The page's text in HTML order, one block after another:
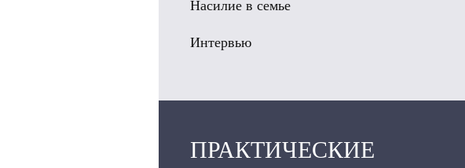
Насилие в семье
Интервью
ПРАКТИЧЕСКИЕ